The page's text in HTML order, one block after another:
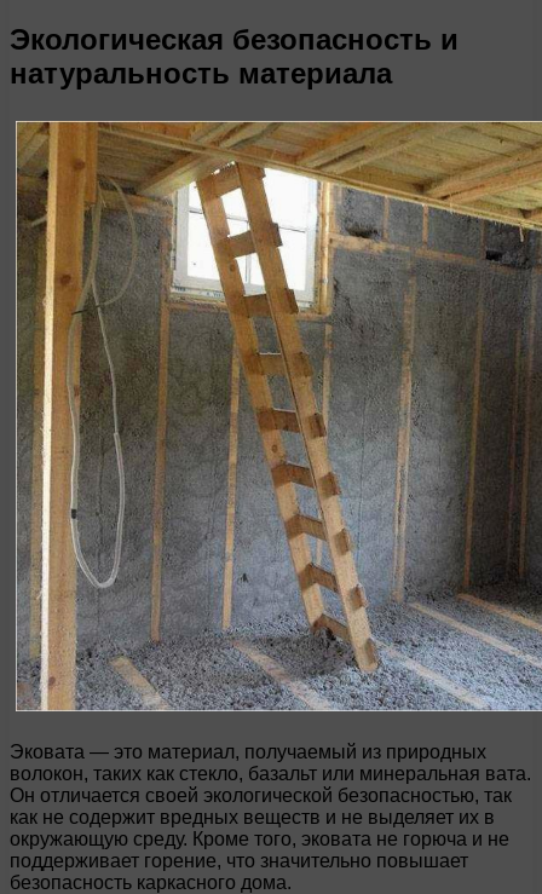
Экологическая безопасность и
натуральность материала
Эковата — это материал, получаемый из природных
волокон, таких как стекло, базальт или минеральная вата.
Он отличается своей экологической безопасностью, так
как не содержит вредных веществ и не выделяет их в
окружающую среду. Кроме того, эковата не горюча и не
поддерживает горение, что значительно повышает
безопасность каркасного дома.